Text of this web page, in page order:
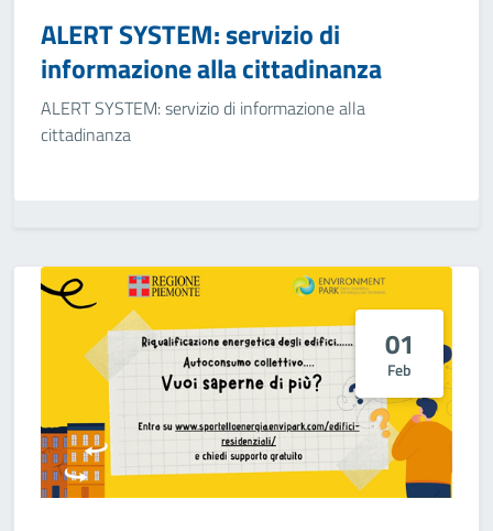
ALERT SYSTEM: servizio di
informazione alla cittadinanza
ALERT SYSTEM: servizio di informazione alla
cittadinanza
01
Feb